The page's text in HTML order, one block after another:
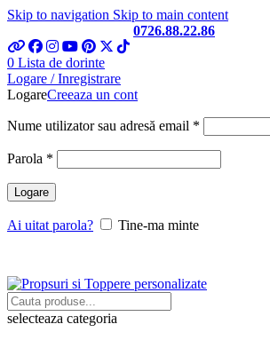
Skip to navigation Skip to main content
0726.88.22.86
0 Lista de dorinte
Logare / Inregistrare
LogareCreeaza un cont
Nume utilizator sau adresă email *
Parola *
Logare
Ai uitat parola? Tine-ma minte
selecteaza categoria